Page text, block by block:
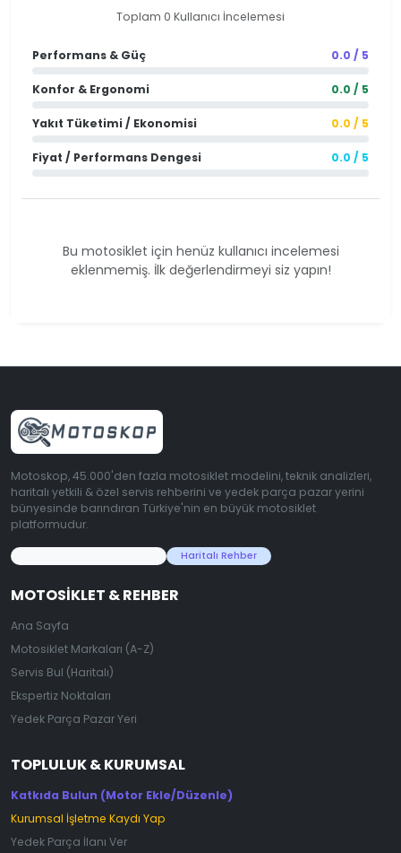
Toplam 0 Kullanıcı İncelemesi
Performans & Güç 0.0 / 5
Konfor & Ergonomi 0.0 / 5
Yakıt Tüketimi / Ekonomisi 0.0 / 5
Fiyat / Performans Dengesi 0.0 / 5
Bu motosiklet için henüz kullanıcı incelemesi
eklenmemiş. İlk değerlendirmeyi siz yapın!
Motoskop, 45.000'den fazla motosiklet modelini, teknik analizleri,
haritalı yetkili & özel servis rehberini ve yedek parça pazar yerini
bünyesinde barındıran Türkiye'nin en büyük motosiklet
platformudur.
Haritalı Rehber
MOTOSIKLET & REHBER
Ana Sayfa
Motosiklet Markaları (A-Z)
Servis Bul (Haritalı)
Ekspertiz Noktaları
Yedek Parça Pazar Yeri
TOPLULUK & KURUMSAL
Katkıda Bulun (Motor Ekle/Düzenle)
Kurumsal İşletme Kaydı Yap
Yedek Parça İlanı Ver